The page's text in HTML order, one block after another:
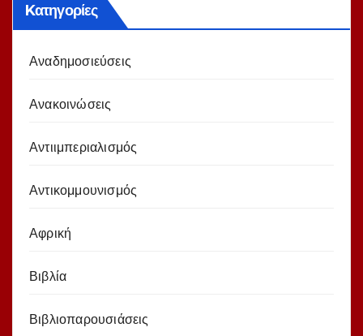
Kατηγορίες
Αναδημοσιεύσεις
Ανακοινώσεις
Αντιιμπεριαλισμός
Αντικομμουνισμός
Αφρική
Βιβλία
Βιβλιοπαρουσιάσεις